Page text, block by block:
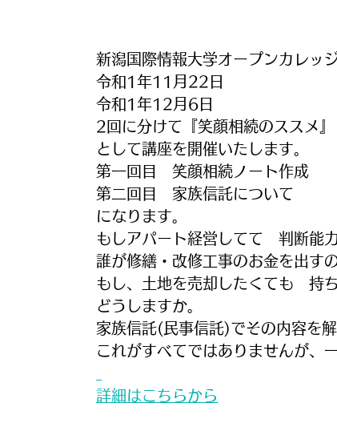
新潟国際情報大学オープンカレッ
令和1年11月22日
令和1年12月6日
2回に分けて『笑顔相続のススメ』
として講座を開催いたします。
第一回目　笑顔相続ノート作成
第二回目　家族信託について
になります。
もしアパート経営してて　判断能
誰が修繕・改修工事のお金を出す
もし、土地を売却したくても　持
どうしますか。
家族信託(民事信託)でその内容を解
これがすべてではありませんが、
詳細はこちらから